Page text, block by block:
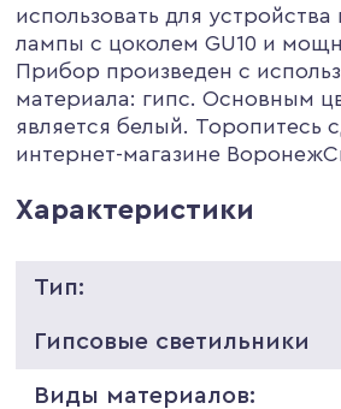
использовать для устройства
лампы с цоколем GU10 и
Прибор произведен с
материала: гипс. Основным
является белый. Торопитесь
интернет-магазине
Характеристики
Тип:
Гипсовые светильники
Виды материалов: